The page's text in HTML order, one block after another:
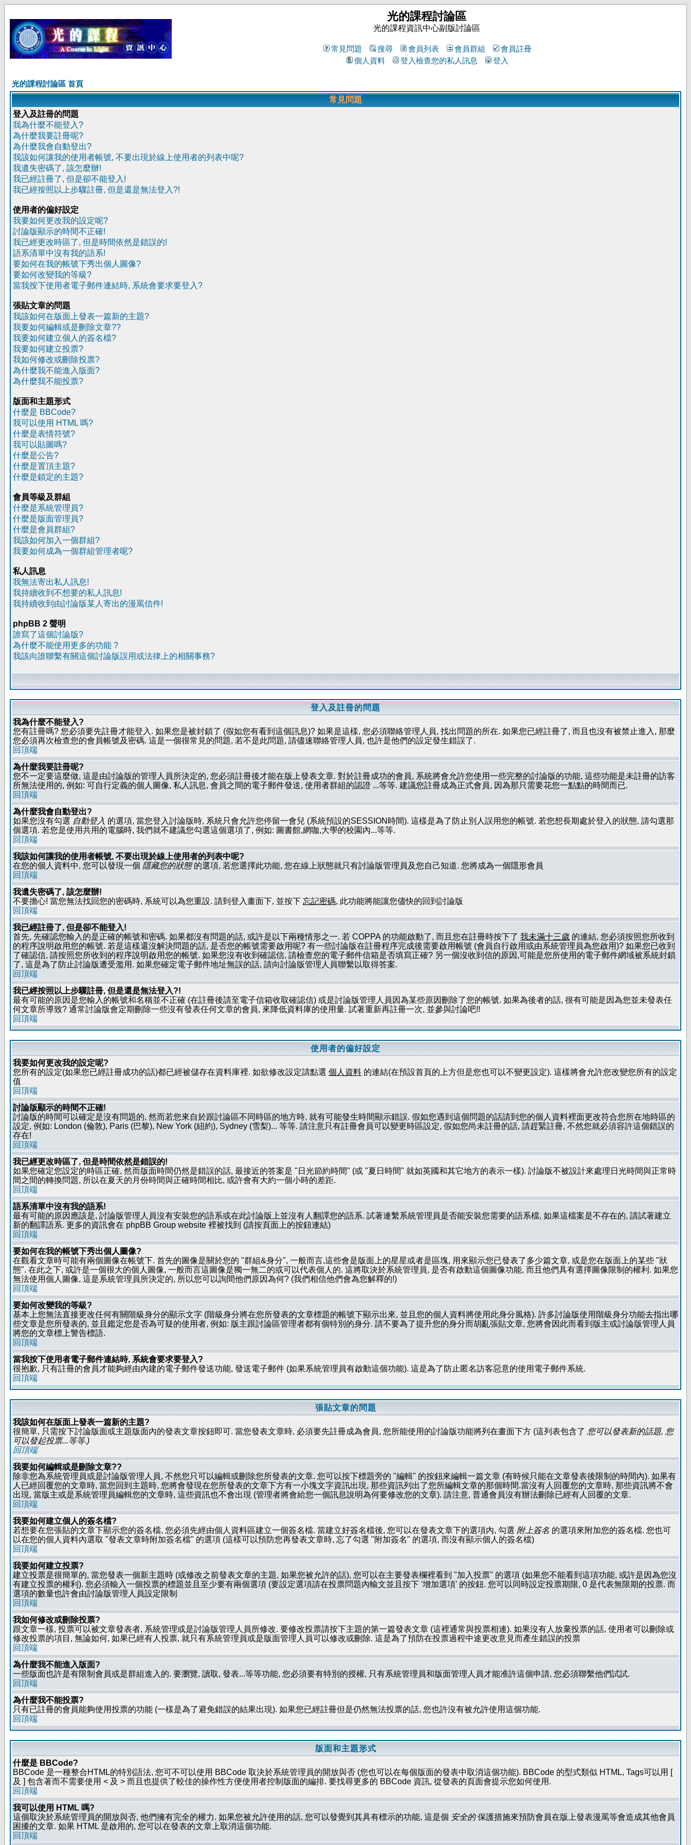
光的課程討論區
光的課程資訊中心副版討論區
常見問題 搜尋 會員列表 會員群組
會員註冊
個人資料
登入檢查您的私人訊息 登入
光的課程討論區 首頁
常見問題
登入及註冊的問題
我為什麼不能登入?
為什麼我要註冊呢?
為什麼我會自動登出?
我該如何讓我的使用者帳號, 不要出現於線上使用者的列表中呢?
我遺失密碼了, 該怎麼辦!
我已經註冊了, 但是卻不能登入!
我已經按照以上步驟註冊, 但是還是無法登入?!
使用者的偏好設定
我要如何更改我的設定呢?
討論版顯示的時間不正確!
我已經更改時區了, 但是時間依然是錯誤的!
語系清單中沒有我的語系!
要如何在我的帳號下秀出個人圖像?
要如何改變我的等級?
當我按下使用者電子郵件連結時, 系統會要求要登入?
張貼文章的問題
我該如何在版面上發表一篇新的主題?
我要如何編輯或是刪除文章??
我要如何建立個人的簽名檔?
我要如何建立投票?
我如何修改或刪除投票?
為什麼我不能進入版面?
為什麼我不能投票?
版面和主題形式
什麼是 BBCode?
我可以使用 HTML 嗎?
什麼是表情符號?
我可以貼圖嗎?
什麼是公告?
什麼是置頂主題?
什麼是鎖定的主題?
會員等級及群組
什麼是系統管理員?
什麼是版面管理員?
什麼是會員群組?
我該如何加入一個群組?
我要如何成為一個群組管理者呢?
私人訊息
我無法寄出私人訊息!
我持續收到不想要的私人訊息!
我持續收到由討論版某人寄出的漫罵信件!
phpBB 2 聲明
誰寫了這個討論版?
為什麼不能使用更多的功能 ?
我該向誰聯繫有關這個討論版誤用或法律上的相關事務?
登入及註冊的問題
我為什麼不能登入?
您有註冊嗎? 您必須要先註冊才能登入. 如果您是被封鎖了 (假如您有看到這個訊息)? 如果是這樣, 您必須聯絡管理人員, 找出問題的所在. 如果您已經註冊了, 而且也沒有被禁止進入, 那麼
您必須再次檢查您的會員帳號及密碼. 這是一個很常見的問題, 若不是此問題, 請儘速聯絡管理人員, 也許是他們的設定發生錯誤了.
回頂端
為什麼我要註冊呢?
您不一定要這麼做, 這是由討論版的管理人員所決定的, 您必須註冊後才能在版上發表文章. 對於註冊成功的會員, 系統將會允許您使用一些完整的討論版的功能, 這些功能是未註冊的訪客
所無法使用的, 例如: 可自行定義的個人圖像, 私人訊息, 會員之間的電子郵件發送, 使用者群組的認證 ...等等. 建議您註冊成為正式會員, 因為那只需要花您一點點的時間而已.
回頂端
為什麼我會自動登出?
如果您沒有勾選 自動登入 的選項, 當您登入討論版時, 系統只會允許您停留一會兒 (系統預設的SESSION時間). 這樣是為了防止別人誤用您的帳號. 若您想長期處於登入的狀態, 請勾選那
個選項. 若您是使用共用的電腦時, 我們就不建議您勾選這個選項了, 例如: 圖書館,網咖,大學的校園內...等等.
回頂端
我該如何讓我的使用者帳號, 不要出現於線上使用者的列表中呢?
在您的個人資料中, 您可以發現一個 隱藏您的狀態的選項, 若您選擇此功能, 您在線上狀態就只有討論版管理員及您自己知道. 您將成為一個隱形會員
回頂端
我遺失密碼了, 該怎麼辦!
不要擔心! 當您無法找回您的密碼時, 系統可以為您重設. 請到登入畫面下, 並按下 忘記密碼, 此功能將能讓您儘快的回到討論版
回頂端
我已經註冊了, 但是卻不能登入!
首先, 先確認您輸入的是正確的帳號和密碼. 如果都沒有問題的話, 或許是以下兩種情形之一. 若 COPPA 的功能啟動了, 而且您在註冊時按下了 我未滿十三歲 的連結, 您必須按照您所收到
的程序說明啟用您的帳號. 若是這樣還沒解決問題的話, 是否您的帳號需要啟用呢? 有一些討論版在註冊程序完成後需要啟用帳號 (會員自行啟用或由系統管理員為您啟用)? 如果您已收到
了確認信, 請按照您所收到的程序說明啟用您的帳號. 如果您沒有收到確認信, 請檢查您的電子郵件信箱是否填寫正確? 另一個沒收到信的原因,可能是您所使用的電子郵件網域被系統封鎖
了, 這是為了防止討論版遭受濫用. 如果您確定電子郵件地址無誤的話, 請向討論版管理人員聯繫以取得答案.
回頂端
我已經按照以上步驟註冊, 但是還是無法登入?!
最有可能的原因是您輸入的帳號和名稱並不正確 (在註冊後請至電子信箱收取確認信) 或是討論版管理人員因為某些原因刪除了您的帳號. 如果為後者的話, 很有可能是因為您並未發表任
何文章所導致? 通常討論版會定期刪除一些沒有發表任何文章的會員, 來降低資料庫的使用量. 試著重新再註冊一次, 並參與討論吧!!
回頂端
使用者的偏好設定
我要如何更改我的設定呢?
您所有的設定(如果您已經註冊成功的話)都已經被儲存在資料庫裡. 如欲修改設定請點選 個人資料 的連結(在預設首頁的上方但是您也可以不變更設定). 這樣將會允許您改變您所有的設定
值
回頂端
討論版顯示的時間不正確!
討論版的時間可以確定是沒有問題的, 然而若您來自於跟討論區不同時區的地方時, 就有可能發生時間顯示錯誤. 假如您遇到這個問題的話請到您的個人資料裡面更改符合您所在地時區的
設定, 例如: London (倫敦), Paris (巴黎), New York (紐約), Sydney (雪梨)... 等等. 請注意只有註冊會員可以變更時區設定, 假如您尚未註冊的話, 請趕緊註冊, 不然您就必須容許這個錯誤的
存在!
回頂端
我已經更改時區了, 但是時間依然是錯誤的!
如果您確定您設定的時區正確, 然而版面時間仍然是錯誤的話, 最接近的答案是 "日光節約時間" (或 "夏日時間" 就如英國和其它地方的表示一樣). 討論版不被設計來處理日光時間與正常時
間之間的轉換問題, 所以在夏天的月份時間與正確時間相比, 或許會有大約一個小時的差距.
回頂端
語系清單中沒有我的語系!
最有可能的原因應該是, 討論版管理人員沒有安裝您的語系或在此討論版上並沒有人翻譯您的語系. 試著連繫系統管理員是否能安裝您需要的語系檔, 如果這檔案是不存在的, 請試著建立
新的翻譯語系. 更多的資訊會在 phpBB Group website 裡被找到 (請按頁面上的按鈕連結)
回頂端
要如何在我的帳號下秀出個人圖像?
在觀看文章時可能有兩個圖像在帳號下. 首先的圖像是關於您的 "群組&身分", 一般而言,這些會是版面上的星星或者是區塊, 用來顯示您已發表了多少篇文章, 或是您在版面上的某些 "狀
態". 在此之下, 或許是一個很大的個人圖像, 一般而言這圖像是獨一無二的或可以代表個人的. 這將取決於系統管理員, 是否有啟動這個圖像功能, 而且他們具有選擇圖像限制的權利. 如果您
無法使用個人圖像, 這是系統管理員所決定的, 所以您可以詢間他們原因為何? (我們相信他們會為您解釋的!)
回頂端
要如何改變我的等級?
基本上您無法直接更改任何有關階級身分的顯示文字 (階級身分將在您所發表的文章標題的帳號下顯示出來, 並且您的個人資料將使用此身分風格). 許多討論版使用階級身分功能去指出哪
些文章是您所發表的, 並且鑑定您是否為可疑的使用者, 例如: 版主跟討論區管理者都有個特別的身分. 請不要為了提升您的身分而胡亂張貼文章, 您將會因此而看到版主或討論版管理人員
將您的文章標上警告標語.
回頂端
當我按下使用者電子郵件連結時, 系統會要求要登入?
很抱歉, 只有註冊的會員才能夠經由內建的電子郵件發送功能, 發送電子郵件 (如果系統管理員有啟動這個功能). 這是為了防止匿名訪客惡意的使用電子郵件系統.
回頂端
張貼文章的問題
我該如何在版面上發表一篇新的主題?
很簡單, 只需按下討論版面或主題版面內的發表文章按鈕即可. 當您發表文章時, 必須要先註冊成為會員, 您所能使用的討論版功能將列在畫面下方 (這列表包含了 您可以發表新的話題, 您
可以發起投票...等等.)
回頂端
我要如何編輯或是刪除文章??
除非您為系統管理員或是討論版管理人員, 不然您只可以編輯或刪除您所發表的文章. 您可以按下標題旁的 "編輯" 的按鈕來編輯一篇文章 (有時候只能在文章發表後限制的時間內). 如果有
人已經回覆您的文章時, 當您回到主題時, 您將會發現在您所發表的文章下方有一小塊文字資訊出現, 那些資訊列出了您所編輯文章的那個時間.當沒有人回覆您的文章時, 那些資訊將不會
出現, 當版主或是系統管理員編輯您的文章時, 這些資訊也不會出現 (管理者將會給您一個訊息說明為何要修改您的文章). 請注意, 普通會員沒有辦法刪除已經有人回覆的文章.
回頂端
我要如何建立個人的簽名檔?
若想要在您張貼的文章下顯示您的簽名檔, 您必須先經由個人資料區建立一個簽名檔. 當建立好簽名檔後, 您可以在發表文章下的選項內, 勾選 附上簽名 的選項來附加您的簽名檔. 您也可
以在您的個人資料內選取 "發表文章時附加簽名檔" 的選項 (這樣可以預防您再發表文章時, 忘了勾選 "附加簽名" 的選項, 而沒有顯示個人的簽名檔)
回頂端
我要如何建立投票?
建立投票是很簡單的, 當您發表一個新主題時 (或修改之前發表文章的主題, 如果您被允許的話), 您可以在主要發表欄裡看到 "加入投票" 的選項 (如果您不能看到這項功能, 或許是因為您沒
有建立投票的權利). 您必須輸入一個投票的標題並且至少要有兩個選項 (要設定選項請在投票問題內輸文並且按下 '增加選項' 的按鈕. 您可以同時設定投票期限, 0 是代表無限期的投票. 而
選項的數量也許會由討論版管理人員設定限制
回頂端
我如何修改或刪除投票?
跟文章一樣, 投票可以被文章發表者, 系統管理或是討論版管理人員所修改. 要修改投票請按下主題的第一篇發表文章 (這裡通常與投票相連). 如果沒有人放棄投票的話, 使用者可以刪除或
修改投票的項目, 無論如何, 如果已經有人投票, 就只有系統管理員或是版面管理人員可以修改或刪除. 這是為了預防在投票過程中途更改意見而產生錯誤的投票
回頂端
為什麼我不能進入版面?
一些版面也許是有限制會員或是群組進入的. 要瀏覽, 讀取, 發表...等等功能, 您必須要有特別的授權, 只有系統管理員和版面管理人員才能准許這個申請, 您必須聯繫他們試試.
回頂端
為什麼我不能投票?
只有已註冊的會員能夠使用投票的功能 (一樣是為了避免錯誤的結果出現). 如果您已經註冊但是仍然無法投票的話, 您也許沒有被允許使用這個功能.
回頂端
版面和主題形式
什麼是 BBCode?
BBCode 是一種整合HTML的特別語法, 您可不可以使用 BBCode 取決於系統管理員的開放與否 (您也可以在每個版面的發表中取消這個功能). BBCode 的型式類似 HTML, Tags可以用 [
及 ] 包含著而不需要使用 < 及 > 而且也提供了較佳的操作性方便使用者控制版面的編排. 要找尋更多的 BBCode 資訊, 從發表的頁面會提示您如何使用.
回頂端
我可以使用 HTML 嗎?
這個取決於系統管理員的開放與否, 他們擁有完全的權力. 如果您被允許使用的話, 您可以發覺到其具有標示的功能, 這是個 安全的保護措施來預防會員在版上發表漫罵等會造成其他會員
困擾的文章. 如果 HTML 是啟用的, 您可以在發表的文章上取消這個功能.
回頂端